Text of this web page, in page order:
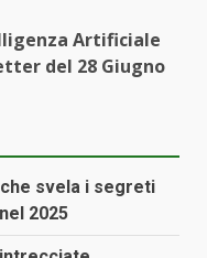
Artificiale
del 28 Giugno
svela i segreti
2025